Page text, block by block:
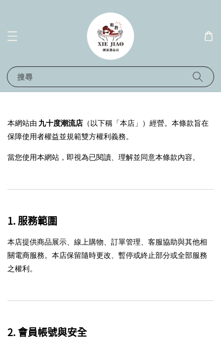
搜尋
本網站由 九十度潮流店 （以下稱「本店」）經營。本條款旨在
保障使用者權益並規範雙方權利義務。
當您使用本網站，即視為已閱讀、理解並同意本條款內容。
1. 服務範圍
本店提供商品展示、線上購物、訂單管理、客服協助與其他相
關電商服務。本店保留隨時更改、暫停或終止部分或全部服務
之權利。
2. 會員帳號與安全